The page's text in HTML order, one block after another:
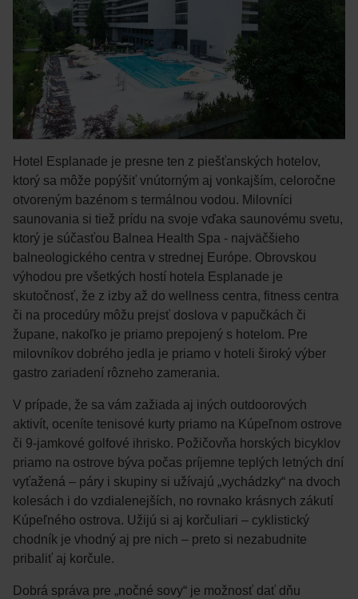
Hotel Esplanade je presne ten z piešťanských hotelov,
ktorý sa môže popýšiť vnútorným aj vonkajším, celoročne
otvoreným bazénom s termálnou vodou. Milovníci
saunovania si tiež prídu na svoje vďaka saunovému svetu,
ktorý je súčasťou Balnea Health Spa - najväčšieho
balneologického centra v strednej Európe. Obrovskou
výhodou pre všetkých hostí hotela Esplanade je
skutočnosť, že z izby až do wellness centra, fitness centra
či na procedúry môžu prejsť doslova v papučkách či
župane, nakoľko je priamo prepojený s hotelom. Pre
milovníkov dobrého jedla je priamo v hoteli široký výber
gastro zariadení rôzneho zamerania.
V prípade, že sa vám zažiada aj iných outdoorových
aktivít, oceníte tenisové kurty priamo na Kúpeľnom ostrove
či 9-jamkové golfové ihrisko. Požičovňa horských bicyklov
priamo na ostrove býva počas príjemne teplých letných dní
vyťažená – páry i skupiny si užívajú „vychádzky“ na dvoch
kolesách i do vzdialenejších, no rovnako krásnych zákutí
Kúpeľného ostrova. Užijú si aj korčuliari – cyklistický
chodník je vhodný aj pre nich – preto si nezabudnite
pribaliť aj korčule.
Dobrá správa pre „nočné sovy“ je možnosť dať dňu